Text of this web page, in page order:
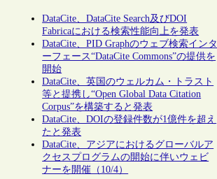
DataCite、DataCite Search及びDOI
Fabricaにおける検索性能向上を発表
DataCite、PID Graphのウェブ検索インタ
ーフェース“DataCite Commons”の提供を
開始
DataCite、英国のウェルカム・トラスト
等と提携し“Open Global Data Citation
Corpus”を構築すると発表
DataCite、DOIの登録件数が1億件を超え
たと発表
DataCite、アジアにおけるグローバルア
クセスプログラムの開始に伴いウェビ
ナーを開催（10/4）